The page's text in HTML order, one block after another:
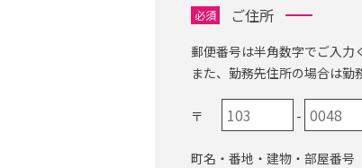
ご住所
必須
郵便番号は半角数字でご入力
また、勤務先住所の場合は勤
〒 -
町名・番地・建物・部屋番号